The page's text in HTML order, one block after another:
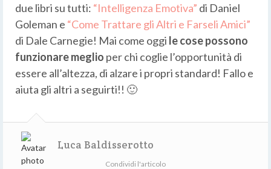
due libri su tutti: “Intelligenza Emotiva” di Daniel
Goleman e “Come Trattare gli Altri e Farseli Amici”
di Dale Carnegie! Mai come oggi le cose possono
funzionare meglio per chi coglie l’opportunità di
essere all’altezza, di alzare i propri standard! Fallo e
aiuta gli altri a seguirti!! 🙂
Luca Baldisserotto
Condividi l'articolo